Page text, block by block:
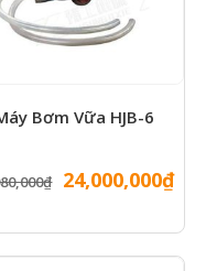
Bơm Vữa HJB-6
₫ Giá
là:
27,080,000₫.
24,000,000₫Giá
tại
là: